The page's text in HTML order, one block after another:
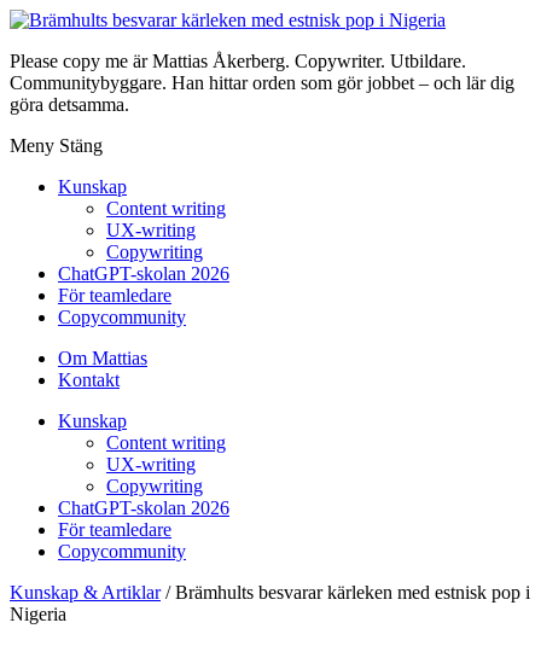
Please copy me är Mattias Åkerberg. Copywriter. Utbildare.
Communitybyggare. Han hittar orden som gör jobbet – och lär dig
göra detsamma.
Meny Stäng
Kunskap
Content writing
UX-writing
Copywriting
ChatGPT-skolan 2026
För teamledare
Copycommunity
Om Mattias
Kontakt
Kunskap
Content writing
UX-writing
Copywriting
ChatGPT-skolan 2026
För teamledare
Copycommunity
Kunskap & Artiklar/Brämhults besvarar kärleken med estnisk pop i
Nigeria